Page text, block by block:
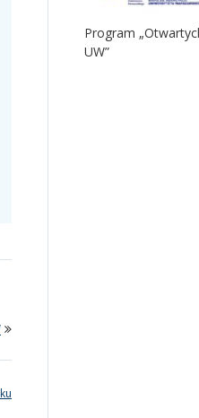
Program
UW”